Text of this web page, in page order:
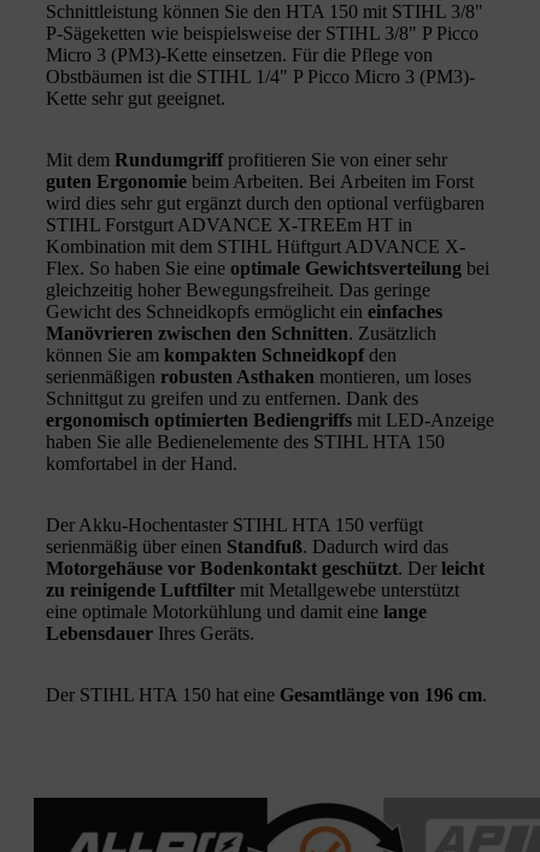
Schnittleistung können Sie den HTA 150 mit STIHL 3/8"
P-Sägeketten wie beispielsweise der STIHL 3/8" P Picco
Micro 3 (PM3)-Kette einsetzen. Für die Pflege von
Obstbäumen ist die STIHL 1/4" P Picco Micro 3 (PM3)-
Kette sehr gut geeignet.
Mit dem Rundumgriffprofitieren Sie von einer sehr
guten Ergonomie beim Arbeiten. Bei Arbeiten im Forst
wird dies sehr gut ergänzt durch den optional verfügbaren
STIHL Forstgurt ADVANCE X-TREEm HT in
Kombination mit dem STIHL Hüftgurt ADVANCE X-
Flex. So haben Sie eine optimale Gewichtsverteilung bei
gleichzeitig hoher Bewegungsfreiheit. Das geringe
Gewicht des Schneidkopfs ermöglicht ein einfaches
Manövrieren zwischen den Schnitten. Zusätzlich
können Sie am kompakten Schneidkopfden
serienmäßigen robusten Asthaken montieren, um loses
Schnittgut zu greifen und zu entfernen. Dank des
ergonomisch optimierten Bediengriffs mit LED-Anzeige
haben Sie alle Bedienelemente des STIHL HTA 150
komfortabel in der Hand.
Der Akku-Hochentaster STIHL HTA 150 verfügt
serienmäßig über einen Standfuß. Dadurch wird das
Motorgehäuse vor Bodenkontakt geschützt. Der leicht
zu reinigende Luftfilter mit Metallgewebe unterstützt
eine optimale Motorkühlung und damit eine lange
Lebensdauer Ihres Geräts.
Der STIHL HTA 150 hat eine Gesamtlänge von 196 cm.